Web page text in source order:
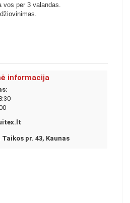
per 3 valandas.
informacija
Taikos pr. 43, Kaunas